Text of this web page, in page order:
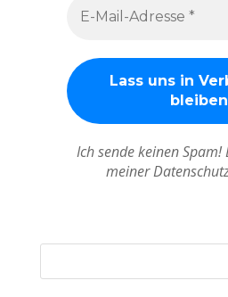
Ich sende keinen
meiner